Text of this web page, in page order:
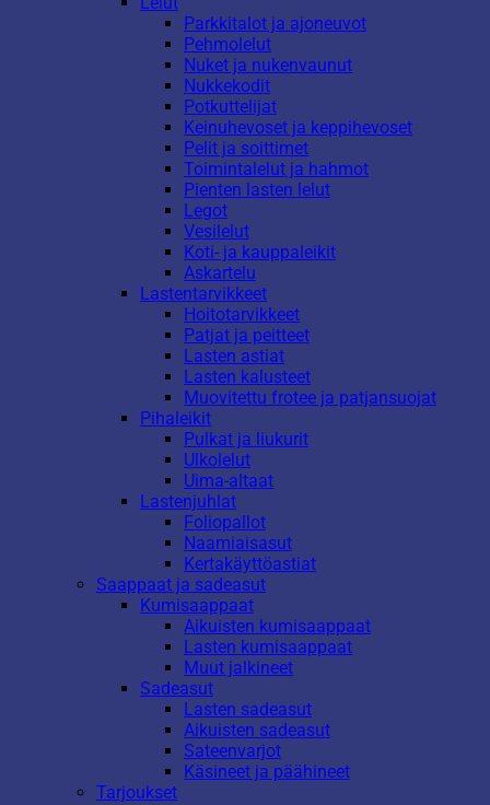
Parkkitalot ja ajoneuvot
Pehmolelut
Nuket ja nukenvaunut
Nukkekodit
Potkuttelijat
Keinuhevoset ja keppihevoset
Pelit ja soittimet
Toimintalelut ja hahmot
Pienten lasten lelut
Legot
Vesilelut
Koti- ja kauppaleikit
Askartelu
Lastentarvikkeet
Hoitotarvikkeet
Patjat ja peitteet
Lasten astiat
Lasten kalusteet
Muovitettu frotee ja patjansuojat
Pihaleikit
Pulkat ja liukurit
Ulkolelut
Uima-altaat
Lastenjuhlat
Foliopallot
Naamiaisasut
Kertakäyttöastiat
Saappaat ja sadeasut
Kumisaappaat
Aikuisten kumisaappaat
Lasten kumisaappaat
Muut jalkineet
Sadeasut
Lasten sadeasut
Aikuisten sadeasut
Sateenvarjot
Käsineet ja päähineet
Tarjoukset